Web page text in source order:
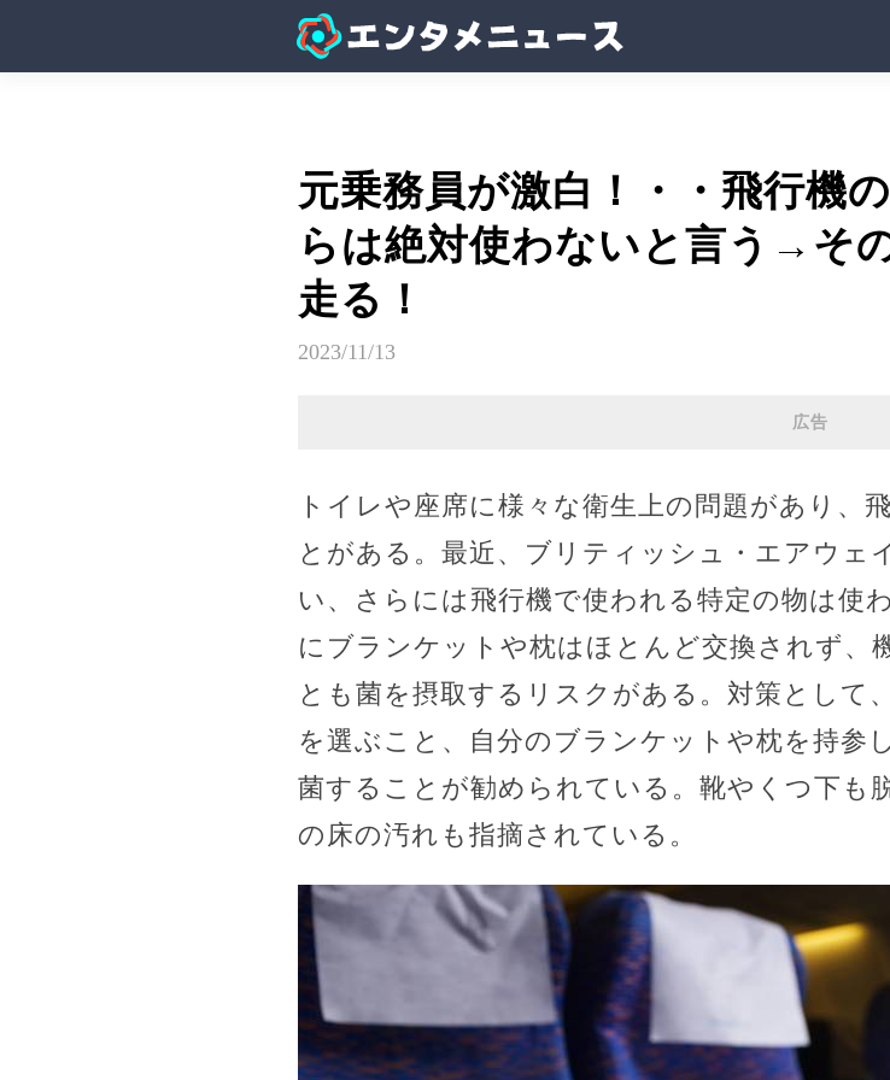
元乗務員が激白！・・飛行機
らは絶対使わないと言う→そ
走る！
2023/11/13
広告
トイレや座席に様々な衛生上の問題があり、
とがある。最近、ブリティッシュ・エアウェ
い、さらには飛行機で使われる特定の物は使
にブランケットや枕はほとんど交換されず、
とも菌を摂取するリスクがある。対策として
を選ぶこと、自分のブランケットや枕を持参
菌することが勧められている。靴やくつ下も
の床の汚れも指摘されている。